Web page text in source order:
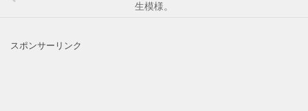
生模様。
スポンサーリンク